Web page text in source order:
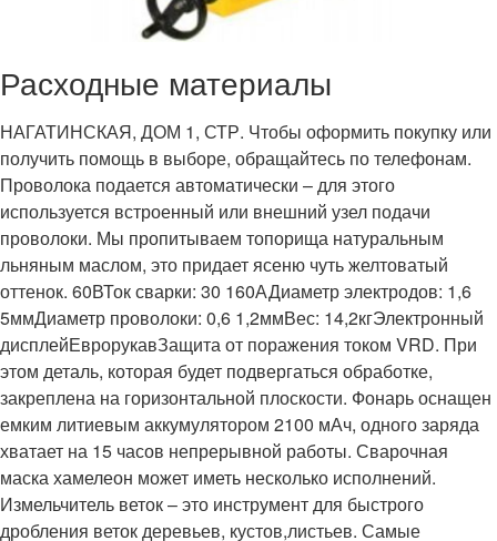
Расходные материалы
НАГАТИНСКАЯ, ДОМ 1, СТР. Чтобы оформить покупку или
получить помощь в выборе, обращайтесь по телефонам.
Проволока подается автоматически – для этого
используется встроенный или внешний узел подачи
проволоки. Мы пропитываем топорища натуральным
льняным маслом, это придает ясеню чуть желтоватый
оттенок. 60ВТок сварки: 30 160АДиаметр электродов: 1,6
5ммДиаметр проволоки: 0,6 1,2ммВес: 14,2кгЭлектронный
дисплейЕврорукавЗащита от поражения током VRD. При
этом деталь, которая будет подвергаться обработке,
закреплена на горизонтальной плоскости. Фонарь оснащен
емким литиевым аккумулятором 2100 мАч, одного заряда
хватает на 15 часов непрерывной работы. Сварочная
маска хамелеон может иметь несколько исполнений.
Измельчитель веток – это инструмент для быстрого
дробления веток деревьев, кустов,листьев. Самые